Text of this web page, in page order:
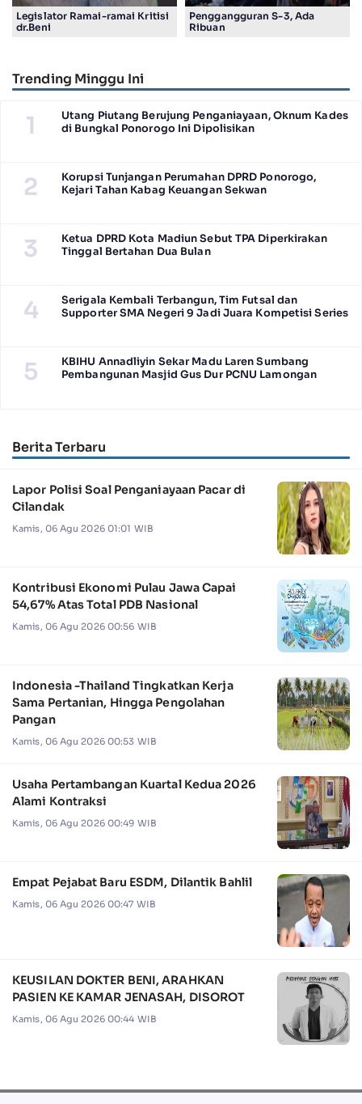
Legislator Ramai-ramai Kritisi
dr.Beni
Penggangguran S-3, Ada
Ribuan
Trending Minggu Ini
1
Utang Piutang Berujung Penganiayaan, Oknum Kades
di Bungkal Ponorogo Ini Dipolisikan
2
Korupsi Tunjangan Perumahan DPRD Ponorogo,
Kejari Tahan Kabag Keuangan Sekwan
3
Ketua DPRD Kota Madiun Sebut TPA Diperkirakan
Tinggal Bertahan Dua Bulan
4
Serigala Kembali Terbangun, Tim Futsal dan
Supporter SMA Negeri 9 Jadi Juara Kompetisi Series
5
KBIHU Annadliyin Sekar Madu Laren Sumbang
Pembangunan Masjid Gus Dur PCNU Lamongan
Berita Terbaru
Lapor Polisi Soal Penganiayaan Pacar di
Cilandak
Kamis, 06 Agu 2026 01:01 WIB
Kontribusi Ekonomi Pulau Jawa Capai
54,67% Atas Total PDB Nasional
Kamis, 06 Agu 2026 00:56 WIB
Indonesia -Thailand Tingkatkan Kerja
Sama Pertanian, Hingga Pengolahan
Pangan
Kamis, 06 Agu 2026 00:53 WIB
Usaha Pertambangan Kuartal Kedua 2026
Alami Kontraksi
Kamis, 06 Agu 2026 00:49 WIB
Empat Pejabat Baru ESDM, Dilantik Bahlil
Kamis, 06 Agu 2026 00:47 WIB
KEUSILAN DOKTER BENI, ARAHKAN
PASIEN KE KAMAR JENASAH, DISOROT
Kamis, 06 Agu 2026 00:44 WIB